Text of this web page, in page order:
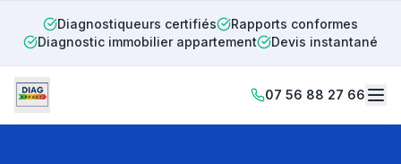
Diagnostiqueurs certifiés
Rapports conformes
Diagnostic immobilier appartement
Devis instantané
07 56 88 27 66